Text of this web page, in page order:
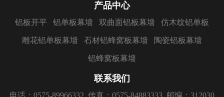
产品中心
铝板开平 铝单板幕墙 双曲面铝板幕墙 仿木纹铝单板
雕花铝单板幕墙 石材铝蜂窝板幕墙 陶瓷铝板幕墙
铝蜂窝板幕墙
联系我们